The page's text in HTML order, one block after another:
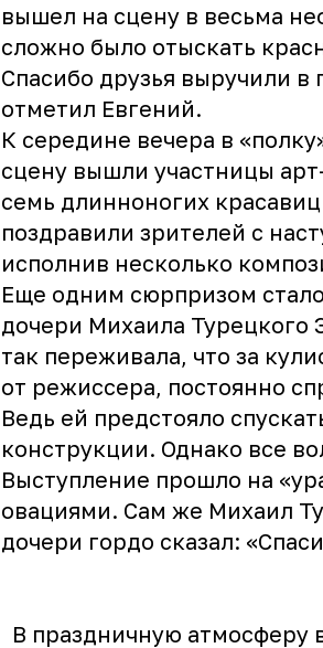
вышел на сцену в весьма
сложно было отыскать
Спасибо друзья выручили
отметил Евгений.
К середине вечера в
сцену вышли участницы
семь длинноногих
поздравили зрителей с
исполнив несколько
Еще одним сюрпризом
дочери Михаила Турецкого
так переживала, что за
от режиссера, постоянно
Ведь ей предстояло
конструкции. Однако все
Выступление прошло на
овациями. Сам же Михаил
дочери гордо сказал:
В праздничную атмосферу